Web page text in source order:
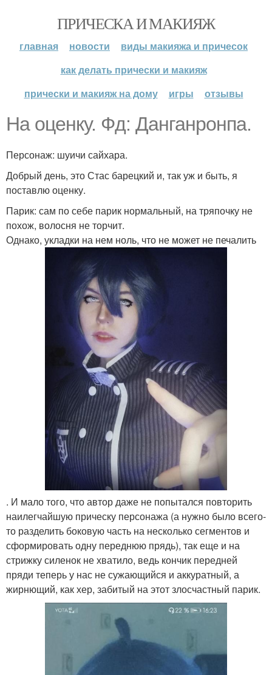
ПРИЧЕСКА И МАКИЯЖ
главная новости
виды макияжа и причесок
как делать прически и макияж
прически и макияж на дому
игры отзывы
На оценку. Фд: Данганронпа.
Персонаж: шуичи сайхара.
Добрый день, это Стас барецкий и, так уж и быть, я
поставлю оценку.
Парик: сам по себе парик нормальный, на тряпочку не
похож, волосня не торчит.
Однако, укладки на нем ноль, что не может не печалить
. И мало того, что автор даже не попытался повторить
наилегчайшую прическу персонажа (а нужно было всего-
то разделить боковую часть на несколько сегментов и
сформировать одну переднюю прядь), так еще и на
стрижку силенок не хватило, ведь кончик передней
пряди теперь у нас не сужающийся и аккуратный, а
жирнющий, как хер, забитый на этот злосчастный парик.